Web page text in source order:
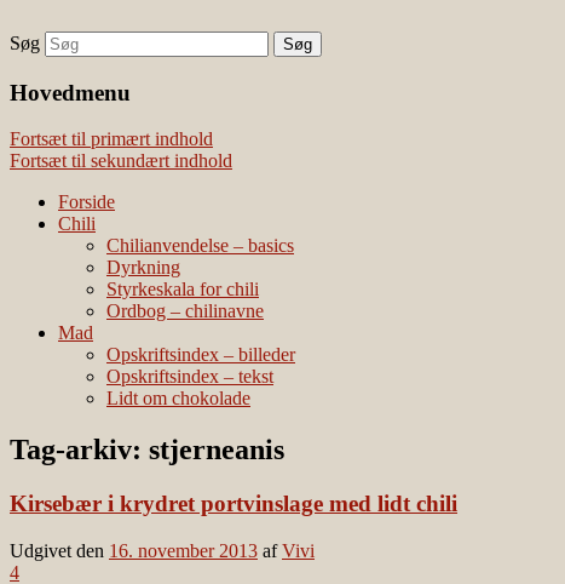
Наши партнеры
лучшие займы
Vivis chili
chili – dyrkning og mad
Søg
Hovedmenu
Fortsæt til primært indhold
Fortsæt til sekundært indhold
Forside
Chili
Chilianvendelse – basics
Dyrkning
Styrkeskala for chili
Ordbog – chilinavne
Mad
Opskriftsindex – billeder
Opskriftsindex – tekst
Lidt om chokolade
Tag-arkiv: stjerneanis
Kirsebær i krydret portvinslage med lidt chili
Udgivet den 16. november 2013 afVivi
4